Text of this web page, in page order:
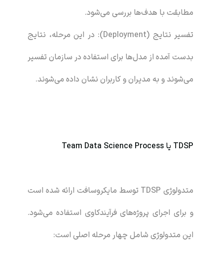
مطابقت با هدف‌ها بررسی می‌شود.
تفسیر نتایج (Deployment): در این مرحله، نتایج
بدست آمده از مدل‌ها برای استفاده در سازمان تفسیر
می‌شوند و به مدیران و کاربران نشان داده می‌شوند.
TDSP یا Team Data Science Process
متدولوژی TDSP توسط مایکروسافت ارائه شده است
و برای اجرای پروژه‌های فرآیندکاوی استفاده می‌شود.
این متدولوژی شامل چهار مرحله اصلی است: